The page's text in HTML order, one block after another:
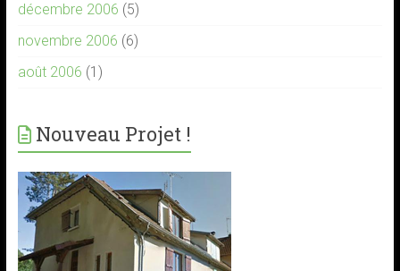
décembre 2006 (5)
novembre 2006 (6)
août 2006 (1)
Nouveau Projet !